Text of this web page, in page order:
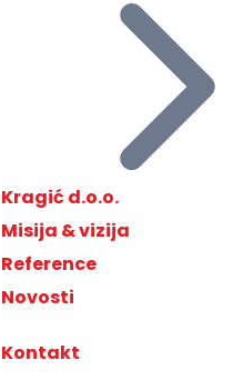
Kragić d.o.o.
Misija & vizija
Reference
Novosti
Kontakt